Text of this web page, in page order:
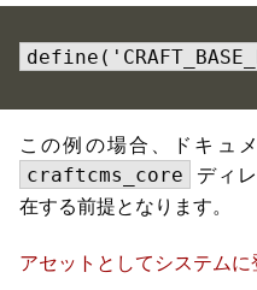
この例の場合、ドキュ
craftcms_core
ディ
在する前提となります。
アセットとしてシステム